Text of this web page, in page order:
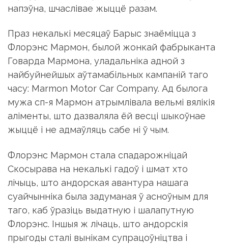
Праз некалькі месяцаў Барыс знаёміцца з
Говарда Мармона, уладальніка адной з
найбуйнейшых аўтамабільных кампаній таго
часу: Marmon Motor Car Company. Ад былога
мужа сп-я Мармон атрымлівала вельмі вялікія
аліменты, што дазваляла ёй весці шыкоўнае
жыццё і не адмаўляць сабе ні ў чым.
Флорэнс Мармон стала спадарожніцай
лічыць, што андорская авантура нашага
суайчынніка была задуманая ў асноўным для
таго, каб ўразіць выдатную і шалапутную
Флорэнс. Іншыя ж лічаць, што андорскія
прыгоды сталі вынікам супрацоўніцтва і
любоўнай сувязі двух міжнародных
авантурыстаў — Скосырава і Мармон. Ідэі